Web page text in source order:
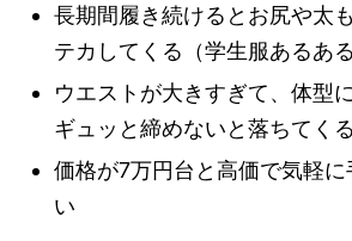
長期間履き続けるとお尻や太
テカしてくる（学生服あるある
ウエストが大きすぎて、体型
ギュッと締めないと落ちてくる
価格が7万円台と高価で気軽に
い